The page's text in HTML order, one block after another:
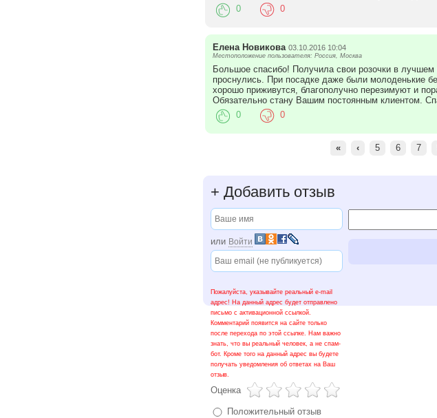
0 0
Елена Новикова 03.10.2016 10:04
Местоположение пользователя: Россия, Москва
Большое спасибо! Получила свои розочки в
проснулись. При посадке даже были молоденькие
хорошо приживутся, благополучно перезимуют и
Обязательно стану Вашим постоянным клиентом.
0 0
« ‹ 5 6 7
+ Добавить отзыв
или Войти
Пожалуйста, указывайте реальный e-mail
адрес! На данный адрес будет отправлено
письмо с активационной ссылкой.
Комментарий появится на сайте только
после перехода по этой ссылке. Нам важно
знать, что вы реальный человек, а не спам-
бот. Кроме того на данный адрес вы будете
получать уведомления об ответах на Ваш
отзыв.
Оценка
Положительный отзыв